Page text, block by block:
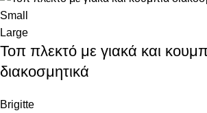
Small
Large
Τοπ πλεκτό με γιακά και
διακοσμητικά
Brigitte